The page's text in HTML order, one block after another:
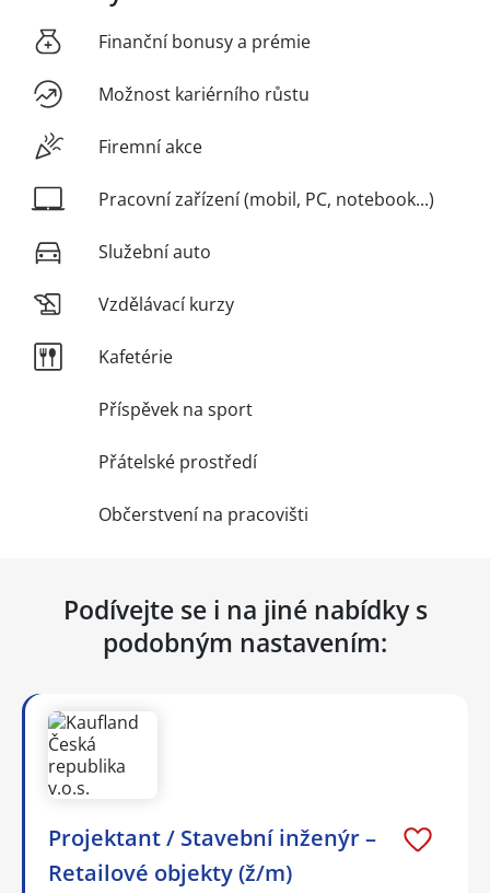
Finanční bonusy a prémie
Možnost kariérního růstu
Firemní akce
Pracovní zařízení (mobil, PC, notebook...)
Služební auto
Vzdělávací kurzy
Kafetérie
Příspěvek na sport
Přátelské prostředí
Občerstvení na pracovišti
Podívejte se i na jiné nabídky s
podobným nastavením:
Projektant / Stavební inženýr –
Retailové objekty (ž/m)